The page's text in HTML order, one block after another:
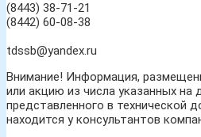
(8443) 38-71-21
(8442) 60-08-38
tdssb@yandex.ru
Внимание! Информация,
или акцию из числа указанных на
представленного в технической
находится у консультантов